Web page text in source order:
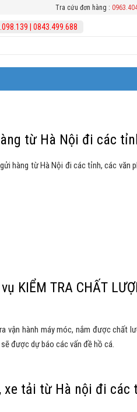
Tra cứu đơn hàng :
|0843.499.688
từ Hà Nội đi các
hàng từ Hà Nội đi các tỉnh, các văn
KIỂM TRA CHẤT
vận hành máy móc, nắm được chất
được dự báo các vấn đề hồ cá.
xe tải từ Hà nội đi các